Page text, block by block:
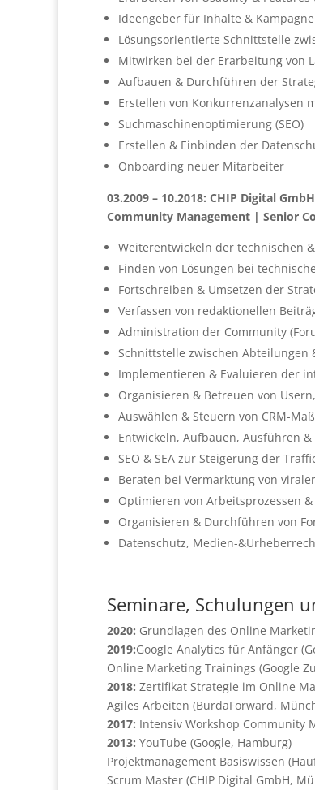
Ideengeber für Inhalte &
Lösungsorientierte Schnittstelle
Mitwirken bei der Erarbeitung von
Aufbauen & Durchführen der
Erstellen von Konkurrenzanalysen
Suchmaschinenoptimierung (SEO)
Erstellen & Einbinden der
Onboarding neuer Mitarbeiter
03.2009 – 10.2018: CHIP Digital
Community Management | Senior
Weiterentwickeln der technischen
Finden von Lösungen bei
Fortschreiben & Umsetzen der
Verfassen von redaktionellen
Administration der Community
Schnittstelle zwischen Abteilungen
Implementieren & Evaluieren der
Organisieren & Betreuen von
Auswählen & Steuern von CRM-
Entwickeln, Aufbauen, Ausführen
SEO & SEA zur Steigerung der
Beraten bei Vermarktung von
Optimieren von Arbeitsprozessen
Organisieren & Durchführen von
Datenschutz, Medien-
Seminare, Schulungen
2020: Grundlagen des Online
2019:Google Analytics für Anfänger
Online Marketing Trainings (Google
2018: Zertifikat Strategie im Online
Agiles Arbeiten (BurdaForward,
2017: Intensiv Workshop Community
2013: YouTube (Google, Hamburg)
Projektmanagement Basiswissen
Scrum Master (CHIP Digital GmbH,